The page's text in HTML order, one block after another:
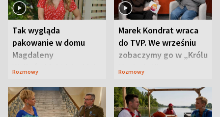
Tak wygląda
pakowanie w domu
Magdaleny
Waligórskiej-Lisieckiej.
Rozmowy
Marek Kondrat wraca
do TVP. We wrześniu
zobaczymy go w „Królu
Maciusiu I”
Rozmowy